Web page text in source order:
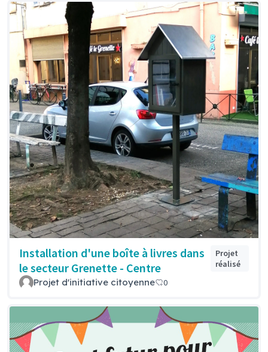
Installation d'une boîte à livres dans
le secteur Grenette - Centre
Projet
réalisé
Projet d'initiative citoyenne 0